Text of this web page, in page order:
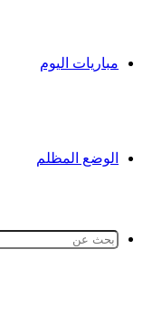
مباريات اليوم
الوضع المظلم